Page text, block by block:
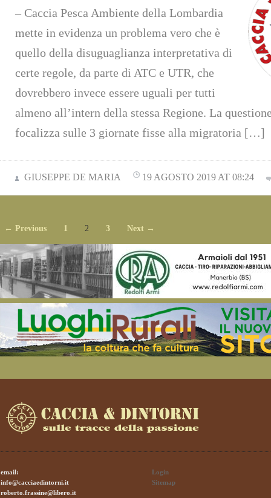
– Caccia Pesca Ambiente della Lombardia
mette in evidenza un problema vero che è
quello della disuguaglianza interpretativa di
certe regole, da parte di ATC e UTR, che
dovrebbero invece essere uguali per tutti
almeno all’intern della stessa Regione. La
focalizza sulle 3 giornate fisse alla migratoria […]
GIUSEPPE DE MARIA 19 AGOSTO 2019 AT 08:24
← Previous 1 2 3 Next →
email:
info@cacciaedintorni.it
roberto.frassine@libero.it
Login
Sitemap